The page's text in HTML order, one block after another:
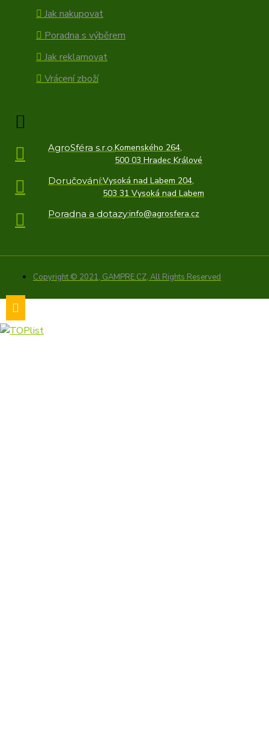
Jak nakupovat
Poradna s výběrem
Jak reklamovat
Vrácení zboží
AgroSféra s.r.o.Komenského 264,
500 03 Hradec Králové
Doručování:Vysoká nad Labem 204,
503 31 Vysoká nad Labem
Poradna a dotazy:info@agrosfera.cz
Copyright © 2021, GAMPRE.CZ, All Rights Reserved